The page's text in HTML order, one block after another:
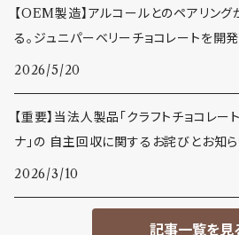
【OEM製造】アルコールとのペアリング
る。ジュニパーベリーチョコレートを開発
2026/5/20
【重要】当法人製品「クラフトチョコレー
ナ」の 自主回収に関するお詫びとお知
2026/3/10
記事一覧を見